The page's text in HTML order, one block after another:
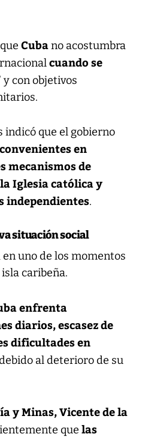
Cubano acostumbra
cuando se
y con objetivos
indicó que el gobierno
en
mecanismos de
Iglesia católica y
independientes.
situación social
uno de los momentos
caribeña.
enfrenta
diarios, escasez de
dificultades en
al deterioro de su
y Minas, Vicente de la
que las